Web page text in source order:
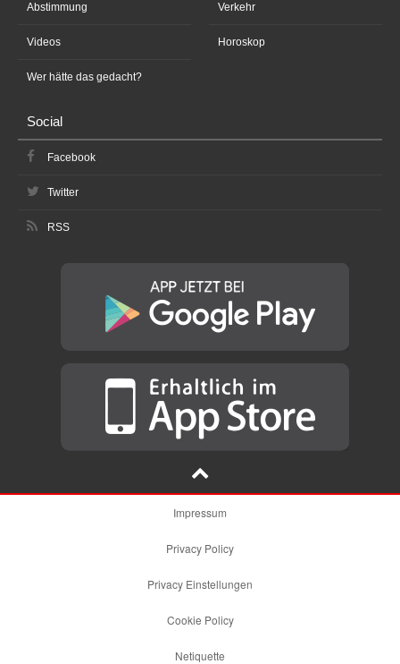
Abstimmung
Videos
Wer hätte das gedacht?
Verkehr
Horoskop
Social
Facebook
Twitter
RSS
Impressum
Privacy Policy
Privacy Einstellungen
Cookie Policy
Netiquette